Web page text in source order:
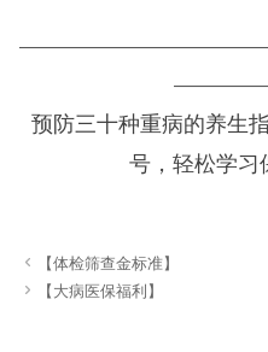
预防三十种重病的养生
号，轻松学习
 【体检筛查金标准】
 【大病医保福利】